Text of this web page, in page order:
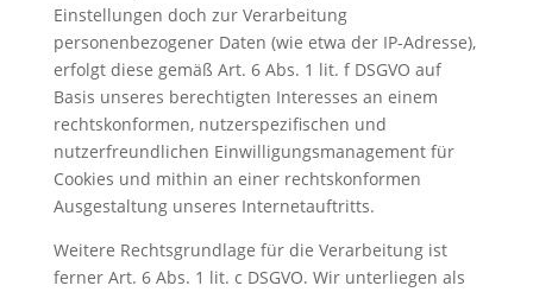
Einstellungen doch zur Verarbeitung
personenbezogener Daten (wie etwa der IP-Adresse),
erfolgt diese gemäß Art. 6 Abs. 1 lit. f DSGVO auf
Basis unseres berechtigten Interesses an einem
rechtskonformen, nutzerspezifischen und
nutzerfreundlichen Einwilligungsmanagement für
Cookies und mithin an einer rechtskonformen
Ausgestaltung unseres Internetauftritts.
Weitere Rechtsgrundlage für die Verarbeitung ist
ferner Art. 6 Abs. 1 lit. c DSGVO. Wir unterliegen als